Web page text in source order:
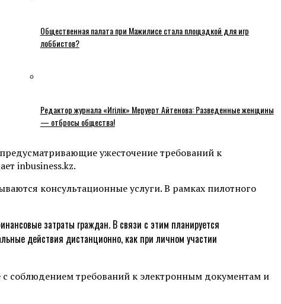
Общественная палата при Мажилисе стала площадкой для игр
лоббистов?
Редактор журнала «Игілік» Меруерт Айтенова: Разведенные женщины
— отбросы общества!
ужесточение требований к
inbusiness.kz.
консультационные услуги. В рамках пилотного
затраты граждан. В связи с этим планируется
действия дистанционно, как при личном участии
с соблюдением требований к электронным документам и